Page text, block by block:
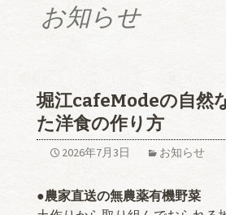
お知らせ
堀江cafeModeの自然
た洋食の作り方
2026年7月3日 お知らせ
●農家直送の無農薬有機野菜